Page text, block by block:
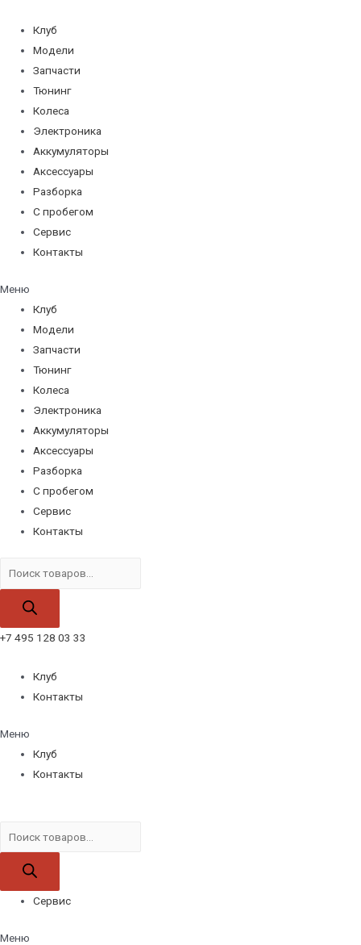
содержимому
Клуб
Модели
Запчасти
Тюнинг
Колеса
Электроника
Аккумуляторы
Аксессуары
Разборка
С пробегом
Сервис
Контакты
Меню
Клуб
Модели
Запчасти
Тюнинг
Колеса
Электроника
Аккумуляторы
Аксессуары
Разборка
С пробегом
Сервис
Контакты
товаров
+7 495 128 03 33
Клуб
Контакты
Меню
Клуб
Контакты
товаров
Сервис
Меню